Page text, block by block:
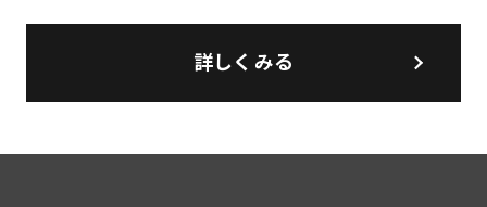
詳しくみる